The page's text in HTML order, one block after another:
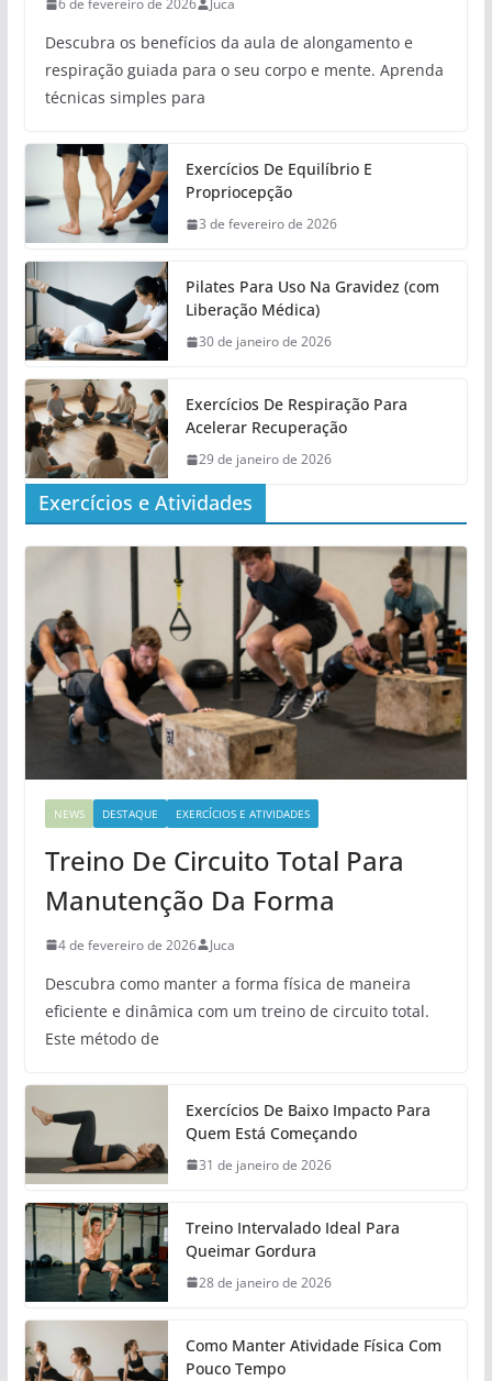
6 de fevereiro de 2026 Juca
Descubra os benefícios da aula de alongamento e
respiração guiada para o seu corpo e mente. Aprenda
técnicas simples para
Exercícios De Equilíbrio E
Propriocepção
3 de fevereiro de 2026
Pilates Para Uso Na Gravidez (com
Liberação Médica)
30 de janeiro de 2026
Exercícios De Respiração Para
Acelerar Recuperação
29 de janeiro de 2026
Exercícios e Atividades
NEWS DESTAQUE EXERCÍCIOS E ATIVIDADES
Treino De Circuito Total Para
Manutenção Da Forma
4 de fevereiro de 2026 Juca
Descubra como manter a forma física de maneira
eficiente e dinâmica com um treino de circuito total.
Este método de
Exercícios De Baixo Impacto Para
Quem Está Começando
31 de janeiro de 2026
Treino Intervalado Ideal Para
Queimar Gordura
28 de janeiro de 2026
Como Manter Atividade Física Com
Pouco Tempo